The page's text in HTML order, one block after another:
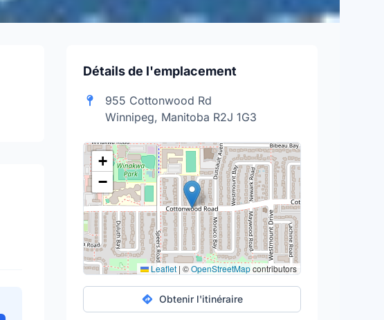
Détails de l'emplacement
955 Cottonwood Rd
Winnipeg, Manitoba R2J 1G3
+
−
Leaflet | ©OpenStreetMapcontributors
Obtenir l'itinéraire